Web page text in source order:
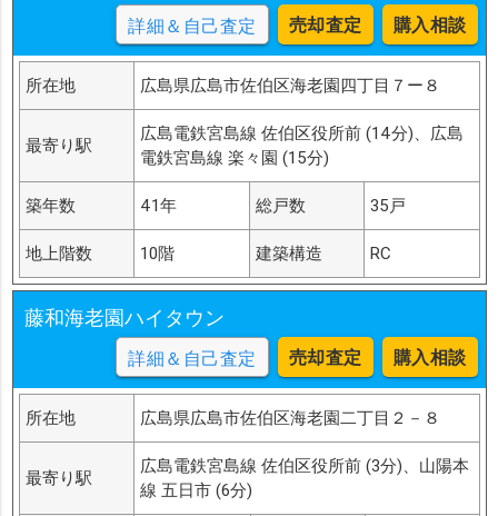
詳細＆自己査定 売却査定 購入相談
所在地 広島県広島市佐伯区海老園四丁目７ー８
最寄り駅
広島電鉄宮島線 佐伯区役所前 (14分)、広島
電鉄宮島線 楽々園 (15分)
築年数 41年 総戸数 35戸
地上階数 10階 建築構造 RC
藤和海老園ハイタウン
詳細＆自己査定 売却査定 購入相談
所在地 広島県広島市佐伯区海老園二丁目２－８
最寄り駅
広島電鉄宮島線 佐伯区役所前 (3分)、山陽本
線 五日市 (6分)